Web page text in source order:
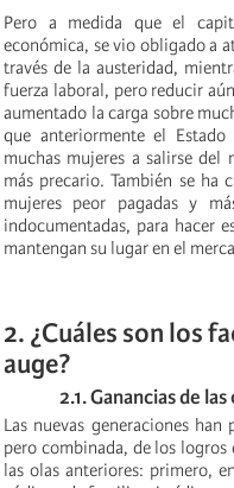
Pero a medida que el
económica, se vio obligado a
través de la austeridad,
fuerza laboral, pero reducir
aumentado la carga sobre
que anteriormente el
muchas mujeres a salirse
más precario. También se ha
mujeres peor pagadas y
indocumentadas, para hacer
mantengan su lugar en el
2. ¿Cuáles son los
auge?
2.1. Ganancias de las
Las nuevas generaciones han
pero combinada, de los
las olas anteriores: primero,